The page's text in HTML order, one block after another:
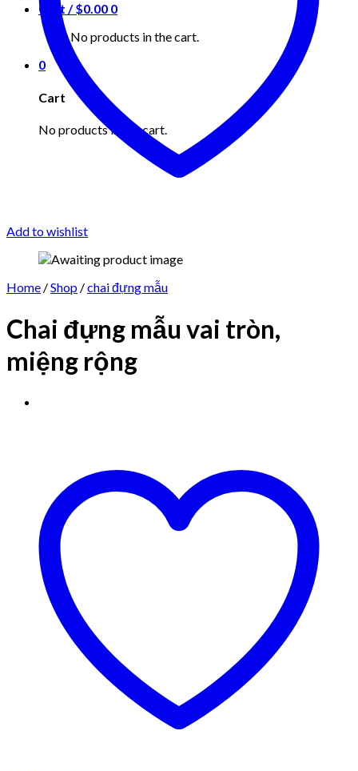
Cart /$0.00 0
No products in the cart.
0
Cart
No products in the cart.
Add to wishlist
Home /Shop /chai đựng mẫu
Chai đựng mẫu vai tròn,
miệng rộng